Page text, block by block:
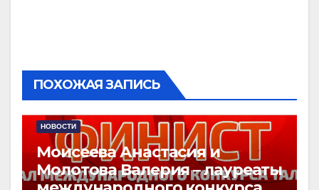
ПОХОЖАЯ ЗАПИСЬ
НОВОСТИ
Моисеева Анастасия и
Молотова Валерия – лауреаты